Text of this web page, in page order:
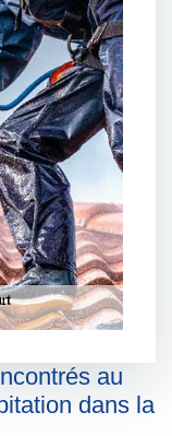
au
dans la